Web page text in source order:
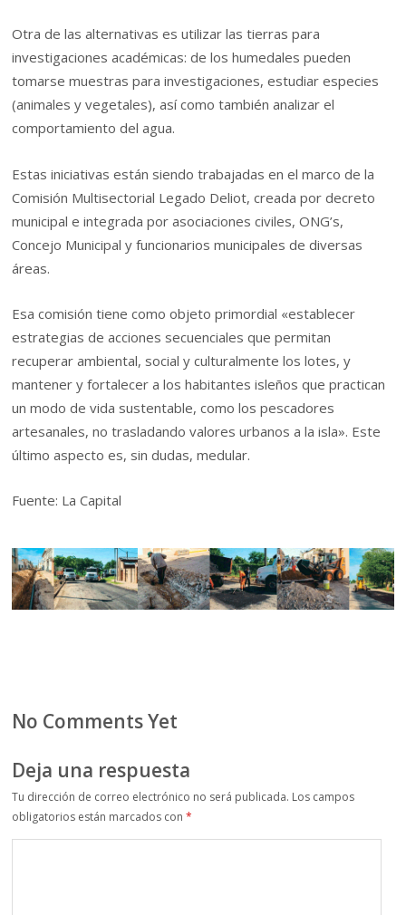
Otra de las alternativas es utilizar las tierras para
investigaciones académicas: de los humedales pueden
tomarse muestras para investigaciones, estudiar especies
(animales y vegetales), así como también analizar el
comportamiento del agua.
Estas iniciativas están siendo trabajadas en el marco de la
Comisión Multisectorial Legado Deliot, creada por decreto
municipal e integrada por asociaciones civiles, ONG’s,
Concejo Municipal y funcionarios municipales de diversas
áreas.
Esa comisión tiene como objeto primordial «establecer
estrategias de acciones secuenciales que permitan
recuperar ambiental, social y culturalmente los lotes, y
mantener y fortalecer a los habitantes isleños que practican
un modo de vida sustentable, como los pescadores
artesanales, no trasladando valores urbanos a la isla». Este
último aspecto es, sin dudas, medular.
Fuente: La Capital
No Comments Yet
Deja una respuesta
Tu dirección de correo electrónico no será publicada. Los campos
obligatorios están marcados con*